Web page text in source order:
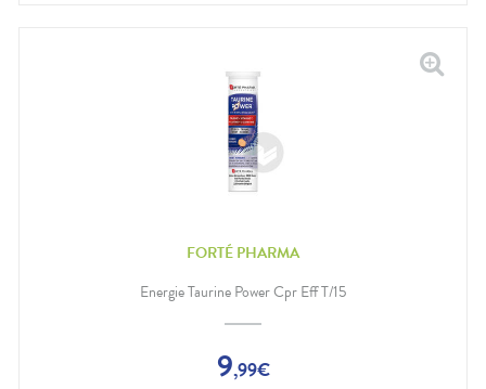
FORTÉ PHARMA
Energie Taurine Power Cpr Eff T/15
9,99€